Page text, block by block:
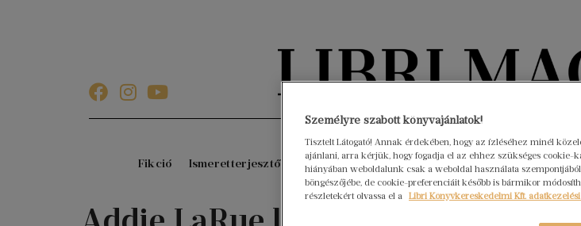
Könyvektől az
Fikció Ismeretterjesztő Gyerekkönyvek Interjúk Beleolvasó A
Személyre szabott könyvajánlatok!
Tisztelt Látogató! Annak érdekében, hogy az ízléséhez minél
ajánlani, arra kérjük, hogy fogadja el az ehhez szükséges cookie-
hiányában weboldalunk csak a weboldal használata
böngészőjébe, de cookie-preferenciáit később is bármikor
részletekért olvassa el a Libri Könyvkereskedelmi Kft.